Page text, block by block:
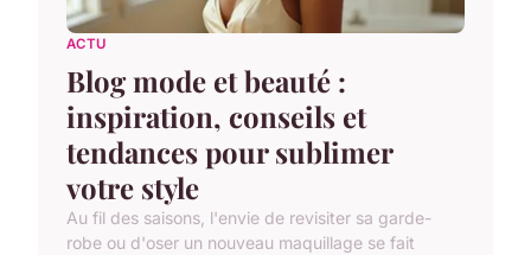
ACTU
Blog mode et beauté :
inspiration, conseils et
tendances pour sublimer
votre style
Au fil des saisons, l'envie de revisiter sa garde-
robe ou d'oser un nouveau maquillage se fait